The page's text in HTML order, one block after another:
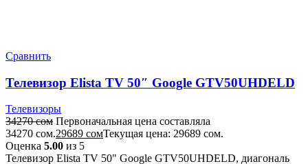
Сравнить
Телевизор Elista TV 50″ Google GTV50UHDELD
Телевизоры
34270сом Первоначальная цена составляла
34270 сом.29689 сомТекущая цена: 29689 сом.
Оценка 5.00 из 5
Телевизор Elista TV 50" Google GTV50UHDELD, диагональ